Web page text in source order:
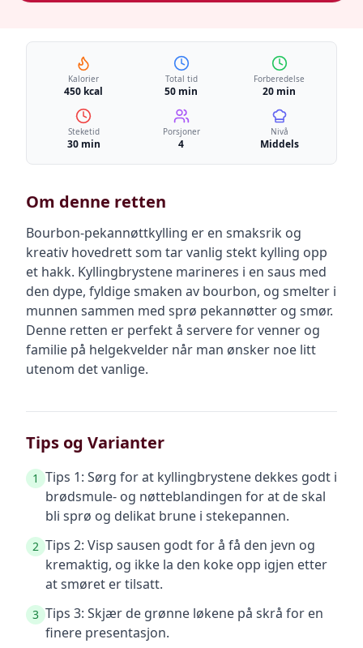
Kalorier
450 kcal
Total tid
50 min
Forberedelse
20 min
Steketid
30 min
Porsjoner
4
Nivå
Middels
Om denne retten
Bourbon-pekannøttkylling er en smaksrik og
kreativ hovedrett som tar vanlig stekt kylling opp
et hakk. Kyllingbrystene marineres i en saus med
den dype, fyldige smaken av bourbon, og smelter i
munnen sammen med sprø pekannøtter og smør.
Denne retten er perfekt å servere for venner og
familie på helgekvelder når man ønsker noe litt
utenom det vanlige.
Tips og Varianter
1 Tips 1: Sørg for at kyllingbrystene dekkes godt i
brødsmule- og nøtteblandingen for at de skal
bli sprø og delikat brune i stekepannen.
2 Tips 2: Visp sausen godt for å få den jevn og
kremaktig, og ikke la den koke opp igjen etter
at smøret er tilsatt.
3 Tips 3: Skjær de grønne løkene på skrå for en
finere presentasjon.